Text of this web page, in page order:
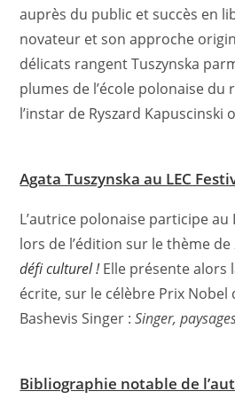
auprès du public et succès en
novateur et son approche
délicats rangent Tuszynska
plumes de l’école polonaise
l’instar de Ryszard Kapuscinski
Agata Tuszynska au LEC
L’autrice polonaise participe au
lors de l’édition sur le thème de
défi culturel ! Elle présente alors
écrite, sur le célèbre Prix
Bashevis Singer :Singer,
Bibliographie notable de